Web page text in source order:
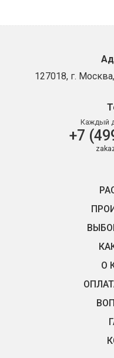
127018, г.
Каждый
+7
О